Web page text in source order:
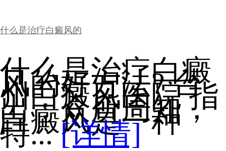
什么是治疗白癜风的
什么是治疗白癜
风的好方法? 台
州白癜风医院 指
出：众所周知，
白癜风是一种
特...[详情]